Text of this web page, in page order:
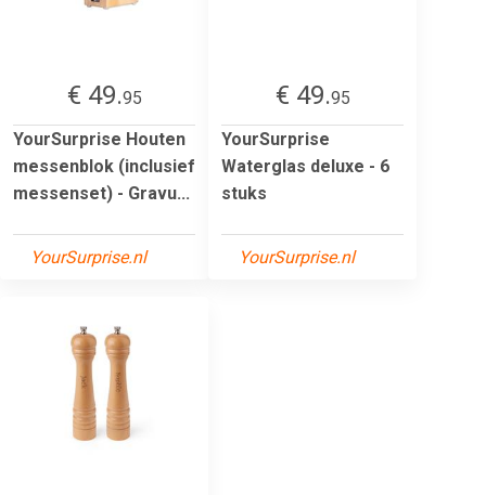
€ 49.95
YourSurprise Houten
messenblok (inclusief
messenset) - Gravu...
YourSurprise.nl
€ 49.95
YourSurprise
Waterglas deluxe - 6
stuks
YourSurprise.nl